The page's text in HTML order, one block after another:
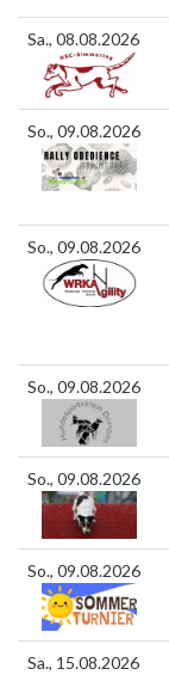
Sa., 08.08.2026
So., 09.08.2026
So., 09.08.2026
So., 09.08.2026
So., 09.08.2026
So., 09.08.2026
Sa., 15.08.2026